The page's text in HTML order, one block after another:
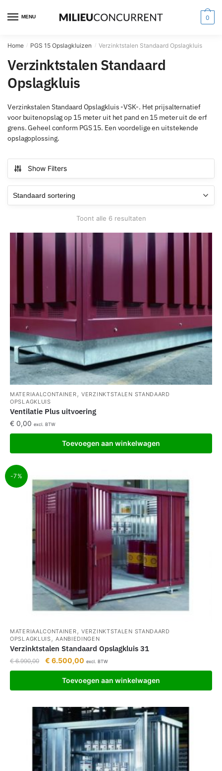
MENU 0
Home / PGS 15 Opslagkluizen / Verzinktstalen Standaard Opslagkluis
Verzinktstalen Standaard
Opslagkluis
Verzinkstalen Standaard Opslagkluis -VSK-. Het prijsalternatief
voor buitenopslag op 15 meter uit het pand en 15 meter uit de erf
grens. Geheel conform PGS 15. Een voordelige en uitstekende
opslagoplossing.
Show Filters
Toont alle 6 resultaten
MATERIAALCONTAINER,VERZINKTSTALEN STANDAARD
OPSLAGKLUIS
Ventilatie Plus uitvoering
€ 0,00 excl. BTW
Toevoegen aan winkelwagen
-7%
MATERIAALCONTAINER,VERZINKTSTALEN STANDAARD
OPSLAGKLUIS,AANBIEDINGEN
Verzinktstalen Standaard Opslagkluis 31
€6.990,00 € 6.500,00 excl. BTW
Toevoegen aan winkelwagen